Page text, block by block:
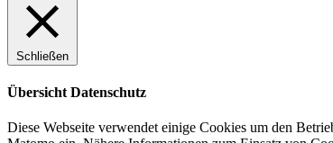
Schließen
Übersicht Datenschutz
Diese Webseite verwendet einige Cookies um den